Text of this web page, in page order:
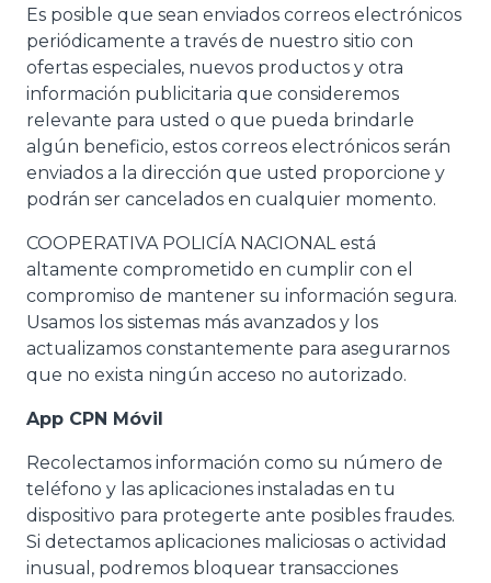
Es posible que sean enviados correos electrónicos
periódicamente a través de nuestro sitio con
ofertas especiales, nuevos productos y otra
información publicitaria que consideremos
relevante para usted o que pueda brindarle
algún beneficio, estos correos electrónicos serán
enviados a la dirección que usted proporcione y
podrán ser cancelados en cualquier momento.
COOPERATIVA POLICÍA NACIONAL está
altamente comprometido en cumplir con el
compromiso de mantener su información segura.
Usamos los sistemas más avanzados y los
actualizamos constantemente para asegurarnos
que no exista ningún acceso no autorizado.
App CPN Móvil
Recolectamos información como su número de
teléfono y las aplicaciones instaladas en tu
dispositivo para protegerte ante posibles fraudes.
Si detectamos aplicaciones maliciosas o actividad
inusual, podremos bloquear transacciones